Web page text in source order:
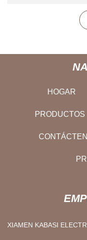
HOGAR
PRODUCTOS
XIAMEN KABASI ELECTRIC